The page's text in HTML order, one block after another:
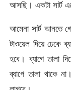
আসছি। একটা সার্ট
আমেনা সার্ট আনতে
টাওয়েল দিয়ে ঢেকে
হবে। ব্যাগে তালা
ব্যাগে তালা থাকে